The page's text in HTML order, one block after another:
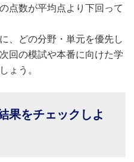
点数が平均点より下回って
、どの分野・単元を優先し
回の模試や本番に向けた学
ょう。
果をチェックしよ